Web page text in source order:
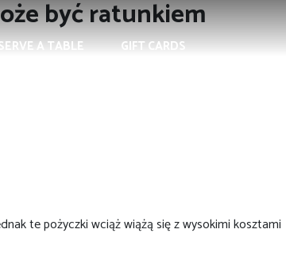
A TABLE GIFT CARDS
być ratunkiem
te pożyczki wciąż wiążą się z wysokimi kosztami